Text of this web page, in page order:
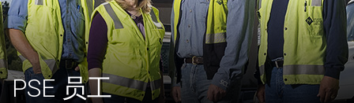
PSE 员工